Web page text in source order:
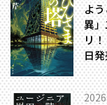
よう
異
リ
日